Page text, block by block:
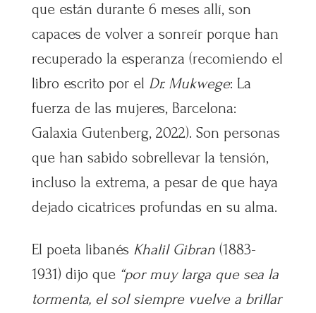
que están durante 6 meses allí, son
capaces de volver a sonreír porque han
recuperado la esperanza (recomiendo el
libro escrito por el Dr. Mukwege: La
fuerza de las mujeres, Barcelona:
Galaxia Gutenberg, 2022). Son personas
que han sabido sobrellevar la tensión,
incluso la extrema, a pesar de que haya
dejado cicatrices profundas en su alma.
El poeta libanés Khalil Gibran(1883-
1931) dijo que “por muy larga que sea la
tormenta, el sol siempre vuelve a brillar